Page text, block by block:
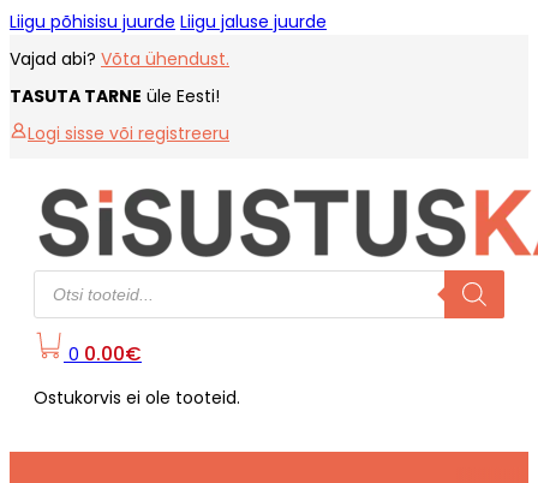
Liigu põhisisu juurde Liigu jaluse juurde
Vajad abi? Võta ühendust.
TASUTA TARNE üle Eesti!
Logi sisse või registreeru
Products
search
0 0.00€
Ostukorvis ei ole tooteid.